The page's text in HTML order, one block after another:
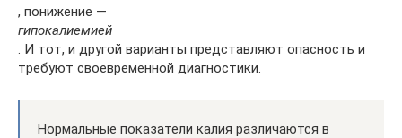
, понижение —
гипокалиемией
. И тот, и другой варианты представляют опасность и
требуют своевременной диагностики.
Нормальные показатели калия различаются в